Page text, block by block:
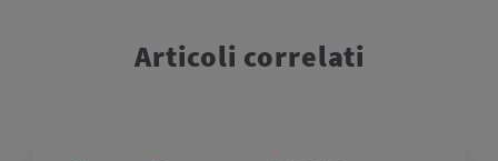
Articoli correlati